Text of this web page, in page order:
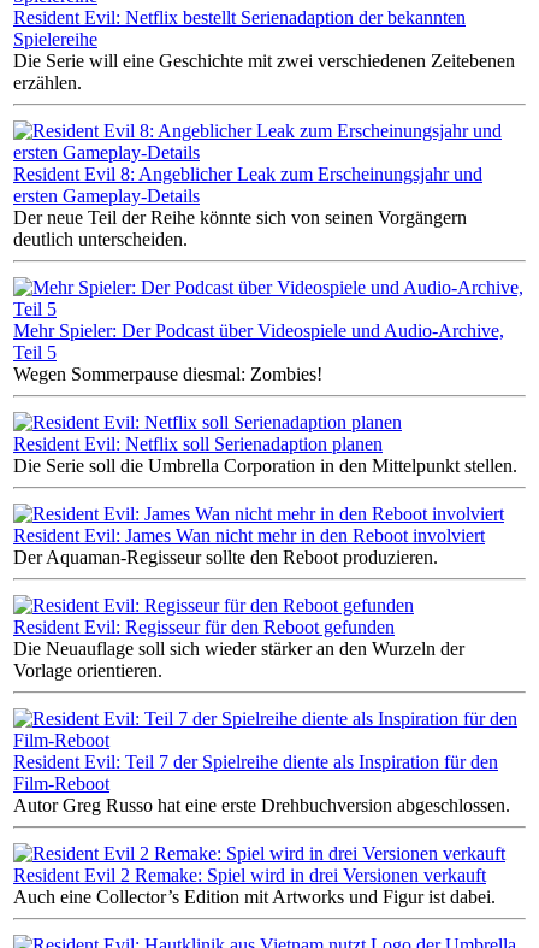
Resident Evil: Netflix bestellt Serienadaption der bekannten
Spielereihe
Die Serie will eine Geschichte mit zwei verschiedenen Zeitebenen
erzählen.
Resident Evil 8: Angeblicher Leak zum Erscheinungsjahr und
ersten Gameplay-Details
Der neue Teil der Reihe könnte sich von seinen Vorgängern
deutlich unterscheiden.
Mehr Spieler: Der Podcast über Videospiele und Audio-Archive,
Teil 5
Wegen Sommerpause diesmal: Zombies!
Resident Evil: Netflix soll Serienadaption planen
Die Serie soll die Umbrella Corporation in den Mittelpunkt stellen.
Resident Evil: James Wan nicht mehr in den Reboot involviert
Der Aquaman-Regisseur sollte den Reboot produzieren.
Resident Evil: Regisseur für den Reboot gefunden
Die Neuauflage soll sich wieder stärker an den Wurzeln der
Vorlage orientieren.
Resident Evil: Teil 7 der Spielreihe diente als Inspiration für den
Film-Reboot
Autor Greg Russo hat eine erste Drehbuchversion abgeschlossen.
Resident Evil 2 Remake: Spiel wird in drei Versionen verkauft
Auch eine Collector’s Edition mit Artworks und Figur ist dabei.